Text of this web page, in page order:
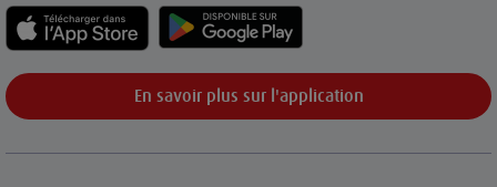
En savoir plus sur l'application